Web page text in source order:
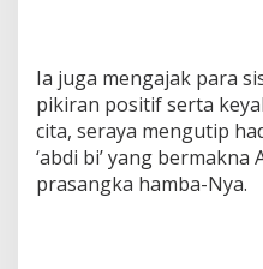
Ia juga mengajak para
pikiran positif serta
cita, seraya mengutip
‘abdi bi’ yang bermakna
prasangka hamba-Nya.